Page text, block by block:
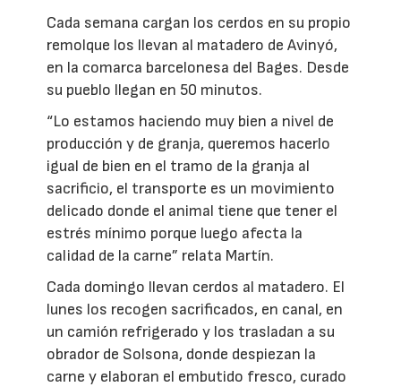
Cada semana cargan los cerdos en su propio
remolque los llevan al matadero de Avinyó,
en la comarca barcelonesa del Bages. Desde
su pueblo llegan en 50 minutos.
“Lo estamos haciendo muy bien a nivel de
producción y de granja, queremos hacerlo
igual de bien en el tramo de la granja al
sacrificio, el transporte es un movimiento
delicado donde el animal tiene que tener el
estrés mínimo porque luego afecta la
calidad de la carne” relata Martín.
Cada domingo llevan cerdos al matadero. El
lunes los recogen sacrificados, en canal, en
un camión refrigerado y los trasladan a su
obrador de Solsona, donde despiezan la
carne y elaboran el embutido fresco, curado